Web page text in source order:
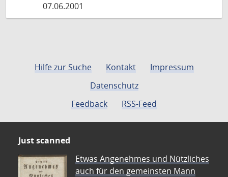
07.06.2001
Hilfe zur Suche Kontakt
Impressum
Datenschutz
Feedback
RSS-Feed
Just scanned
Etwas Angenehmes und Nützliches
auch für den gemeinsten Mann